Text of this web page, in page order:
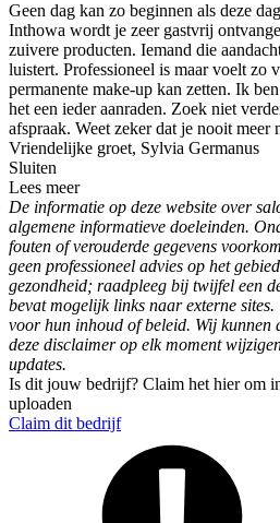
Geen dag kan zo beginnen als deze
Inthowa wordt je zeer gastvrij
zuivere producten. Iemand die
luistert. Professioneel is maar voelt zo
permanente make-up kan zetten. Ik
het een ieder aanraden. Zoek niet
afspraak. Weet zeker dat je nooit meer
Vriendelijke groet, Sylvia Germanus
Sluiten
Lees meer
De informatie op deze website over
algemene informatieve doeleinden.
fouten of verouderde gegevens
geen professioneel advies op het
gezondheid; raadpleeg bij twijfel een
bevat mogelijk links naar externe
voor hun inhoud of beleid. Wij kunnen
deze disclaimer op elk moment
updates.
Is dit jouw bedrijf? Claim het hier om
uploaden
Claim dit bedrijf